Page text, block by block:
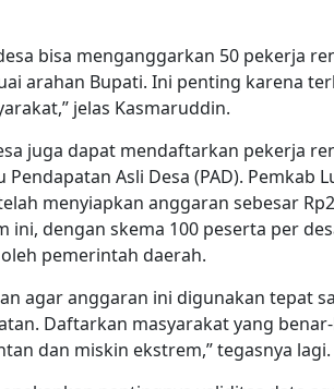
bisa menganggarkan 50 pekerja
arahan Bupati. Ini penting karena
jelas Kasmaruddin.
juga dapat mendaftarkan pekerja
Asli Desa (PAD). Pemkab
menyiapkan anggaran sebesar
ini, dengan skema 100 peserta per
pemerintah daerah.
agar anggaran ini digunakan tepat
Daftarkan masyarakat yang
dan miskin ekstrem,” tegasnya lagi.